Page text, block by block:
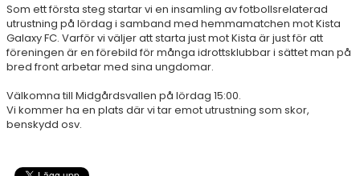
Som ett första steg startar vi en insamling av fotbollsrelaterad
utrustning på lördag i samband med hemmamatchen mot Kista
Galaxy FC. Varför vi väljer att starta just mot Kista är just för att
föreningen är en förebild för många idrottsklubbar i sättet man på
bred front arbetar med sina ungdomar.
Välkomna till Midgårdsvallen på lördag 15:00.
Vi kommer ha en plats där vi tar emot utrustning som skor,
benskydd osv.